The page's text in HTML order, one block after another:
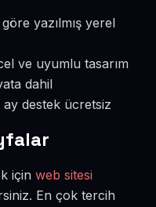
yazılmış yerel
ve uyumlu tasarım
dahil
destek ücretsiz
için web sitesi
En çok tercih